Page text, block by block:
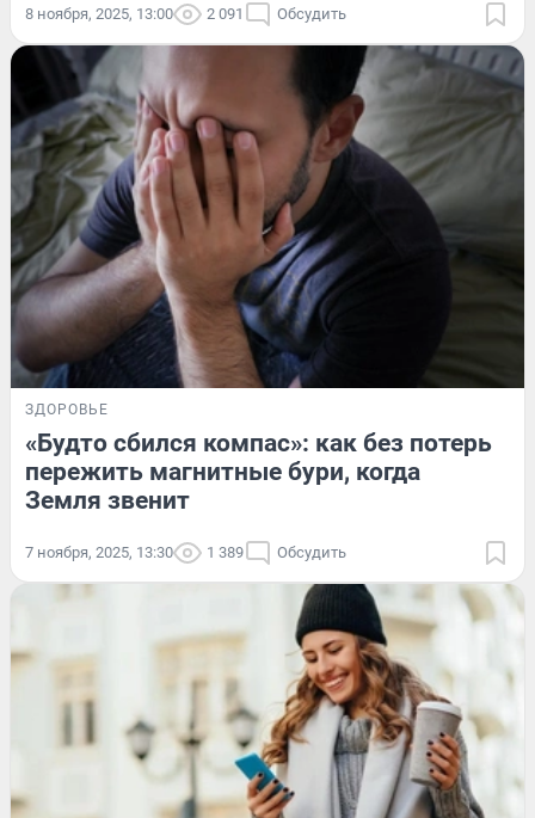
8 ноября, 2025, 13:00 2 091 Обсудить
ЗДОРОВЬЕ
«Будто сбился компас»: как без потерь
пережить магнитные бури, когда
Земля звенит
7 ноября, 2025, 13:30 1 389 Обсудить